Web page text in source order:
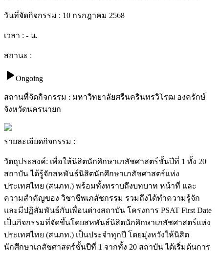
วันที่จัดกิจกรรม : 10 กรกฎาคม 2568
เวลา : - น.
สถานะ :
Ongoing
สถานที่จัดกิจกรรม : มหาวิทยาลัยศรีนครินทรวิโรฒ องครักษ์
จังหวัดนครนายก
รายละเอียดกิจกรรม :
วัตถุประสงค์: เพื่อให้นิสิตนักศึกษาเภสัชศาสตร์ชั้นปีที่ 1 ทั้ง 20
สถาบัน ได้รู้จักสหพันธ์นิสิตนักศึกษาเภสัชศาสตร์แห่ง
ประเทศไทย (สนภท.) พร้อมทั้งทราบถึงบทบาท หน้าที่ และ
ความสำคัญของ วิชาชีพเภสัชกรรม รวมถึงได้ทำความรู้จัก
และมีปฏิสัมพันธ์กับเพื่อนต่างสถาบัน โครงการ PSAT First Date
เป็นกิจกรรมที่จัดขึ้นโดยสหพันธ์นิสิตนักศึกษาเภสัชศาสตร์แห่ง
ประเทศไทย (สนภท.) เป็นประจำทุกปี โดยมุ่งหวังให้นิสิต
นักศึกษาเภสัชศาสตร์ชั้นปีที่ 1 จากทั้ง 20 สถาบัน ได้เริ่มต้นการ